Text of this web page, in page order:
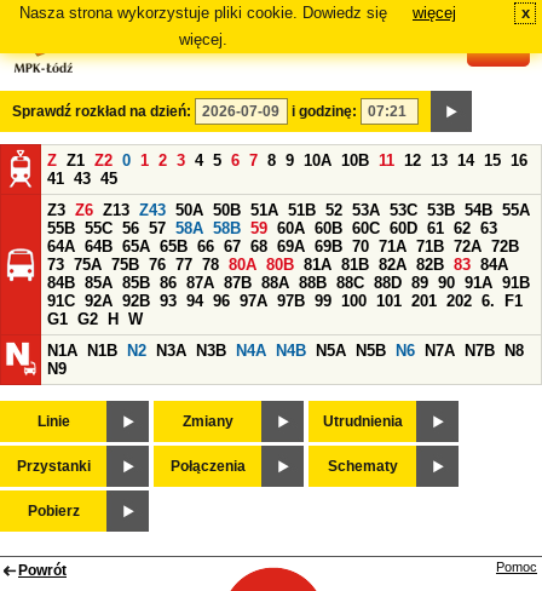
Nasza strona wykorzystuje pliki cookie. Dowiedz się
więcej.
więcej x
Sprawdź rozkład na dzień: i godzinę:
Z Z1 Z2 0 1 2 3 4 5 6 7 8 9 10A 10B 11 12 13 14 15 16
41 43 45
Z3 Z6 Z13 Z43 50A 50B 51A 51B 52 53A 53C 53B 54B 55A
55B 55C 56 57 58A 58B 59 60A 60B 60C 60D 61 62 63
64A 64B 65A 65B 66 67 68 69A 69B 70 71A 71B 72A 72B
73 75A 75B 76 77 78 80A 80B 81A 81B 82A 82B 83 84A
84B 85A 85B 86 87A 87B 88A 88B 88C 88D 89 90 91A 91B
91C 92A 92B 93 94 96 97A 97B 99 100 101 201 202 6.
F1
G1 G2 H
W
N1A
N1B N2 N3A N3B N4A N4B N5A N5B N6 N7A N7B
N8
N9
Linie Zmiany Utrudnienia
Przystanki Połączenia Schematy
Pobierz
Powrót Pomoc